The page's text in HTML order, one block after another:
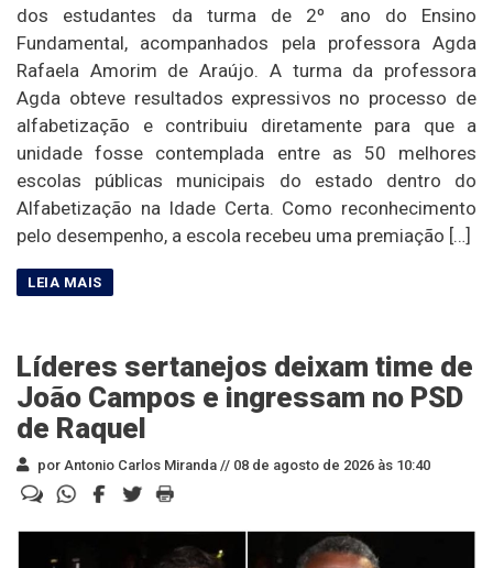
dos estudantes da turma de 2º ano do Ensino
Fundamental, acompanhados pela professora Agda
Rafaela Amorim de Araújo. A turma da professora
Agda obteve resultados expressivos no processo de
alfabetização e contribuiu diretamente para que a
unidade fosse contemplada entre as 50 melhores
escolas públicas municipais do estado dentro do
Alfabetização na Idade Certa. Como reconhecimento
pelo desempenho, a escola recebeu uma premiação […]
Líderes sertanejos deixam time de
João Campos e ingressam no PSD
de Raquel
por Antonio Carlos Miranda // 08 de agosto de 2026 às 10:40